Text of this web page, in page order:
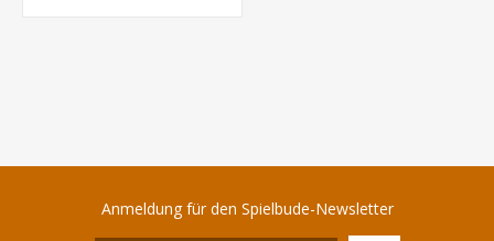
Anmeldung für den Spielbude-Newsletter